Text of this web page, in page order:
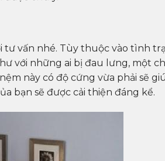
tư vấn nhé. Tùy thuộc vào tình
với những ai bị đau lưng, một
này có độ cứng vừa phải sẽ
bạn sẽ được cải thiện đáng kể.